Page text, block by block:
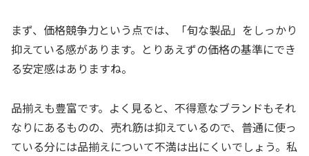
まず、価格競争力という点では、「旬な製品」をしっかり
抑えている感があります。とりあえずの価格の基準にでき
る安定感はありますね。
品揃えも豊富です。よく見ると、不得意なブランドもそれ
なりにあるものの、売れ筋は抑えているので、普通に使っ
ている分には品揃えについて不満は出にくいでしょう。私